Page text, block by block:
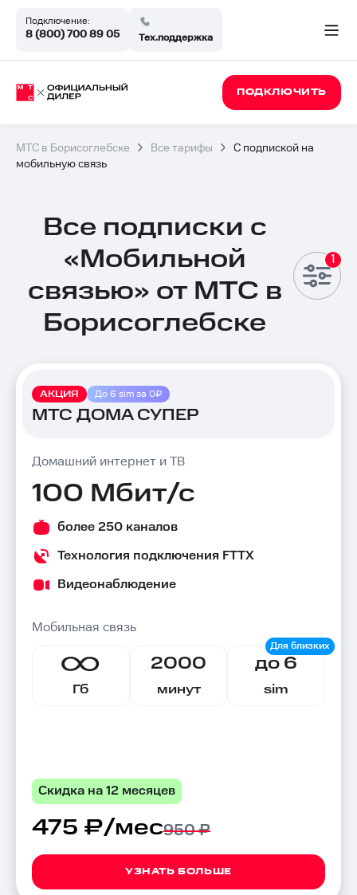
Подключение:
8 (800) 700 89 05 Тех.поддержка
ПОДКЛЮЧИТЬ
МТС в Борисоглебске Все тарифы
С подпиской на
мобильную связь
Все подписки с
«Мобильной
связью» от МТС в
Борисоглебске
Тарифы
АКЦИЯ До 6 sim за 0₽
МТС ДОМА СУПЕР
Домашний интернет и ТВ
100 Мбит/с
более 250 каналов
Технология подключения FTTX
Видеонаблюдение
Мобильная связь
Гб
2000
минут
до 6
sim
Скидка на 12 месяцев
475 ₽/мес950 ₽
УЗНАТЬ БОЛЬШЕ